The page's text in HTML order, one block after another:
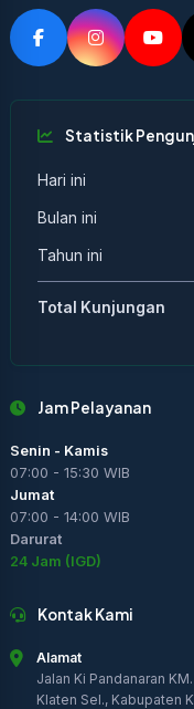
Statistik
Hari ini
Bulan ini
Tahun ini
Total Kunjungan
Jam Pelayanan
Senin - Kamis
07:00 - 15:30 WIB
Jumat
07:00 - 14:00 WIB
Darurat
24 Jam (IGD)
Kontak Kami
Alamat
Jalan Ki Pandanaran
Klaten Sel., Kabupaten